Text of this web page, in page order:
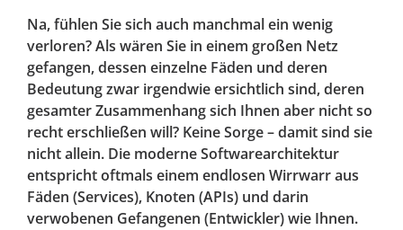
Na, fühlen Sie sich auch manchmal ein wenig
verloren? Als wären Sie in einem großen Netz
gefangen, dessen einzelne Fäden und deren
Bedeutung zwar irgendwie ersichtlich sind, deren
gesamter Zusammenhang sich Ihnen aber nicht so
recht erschließen will? Keine Sorge – damit sind sie
nicht allein. Die moderne Softwarearchitektur
entspricht oftmals einem endlosen Wirrwarr aus
Fäden (Services), Knoten (APIs) und darin
verwobenen Gefangenen (Entwickler) wie Ihnen.